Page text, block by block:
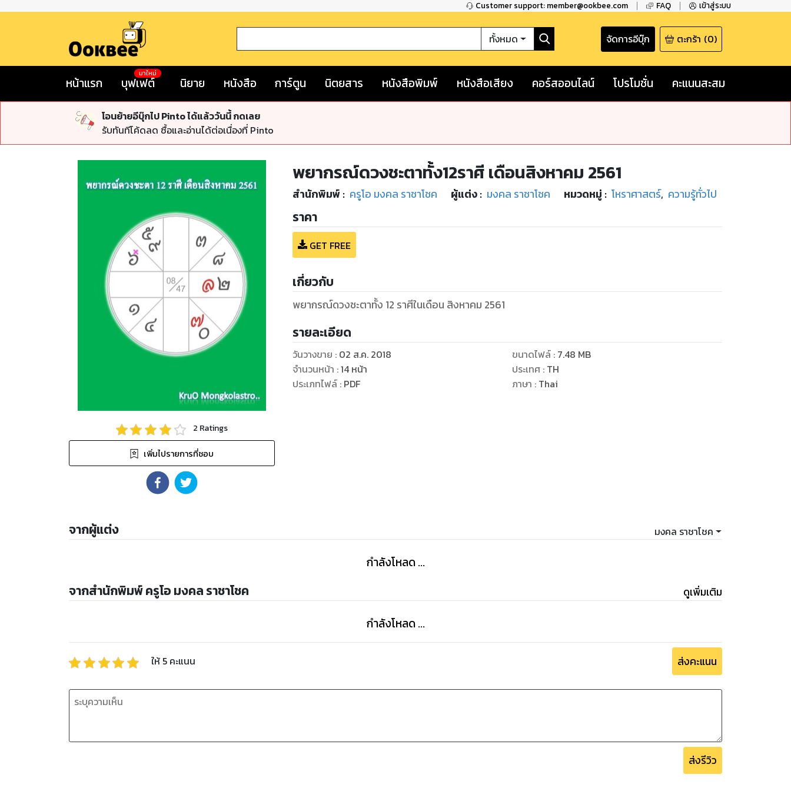
Customer support: member@ookbee.com FAQ เข้าสู่ระบบ
ทั้งหมด จัดการอีบุ๊ก ตะกร้า (0)
หน้าแรก บุฟเฟต์
มาใหม่
นิยาย หนังสือ การ์ตูน นิตยสาร หนังสือพิมพ์ หนังสือเสียง คอร์สออนไลน์ โปรโมชั่น คะแนนสะสม
โอนย้ายอีบุ๊กไป Pinto ได้แล้ววันนี้ กดเลย
รับทันทีโค้ดลด ซื้อและอ่านได้ต่อเนื่องที่ Pinto
2 Ratings
เพิ่มไปรายการที่ชอบ
พยากรณ์ดวงชะตาทั้ง12ราศี เดือนสิงหาคม 2561
สำนักพิมพ์ : ครูโอ มงคล ราชาโชค ผู้แต่ง : มงคล ราชาโชค หมวดหมู่ : โหราศาสตร์, ความรู้ทั่วไป
ราคา
GET FREE
เกี่ยวกับ
พยากรณ์ดวงชะตาทั้ง 12 ราศีในเดือน สิงหาคม 2561
รายละเอียด
วันวางขาย : 02 ส.ค. 2018
จำนวนหน้า :14 หน้า
ประเภทไฟล์: PDF
ขนาดไฟล์: 7.48 MB
ประเทศ : TH
ภาษา : Thai
จากผู้แต่ง มงคล ราชาโชค
กำลังโหลด ...
จากสำนักพิมพ์ ครูโอ มงคล ราชาโชค ดูเพิ่มเติม
กำลังโหลด ...
ให้ 5 คะแนน ส่งคะแนน
ส่งรีวิว